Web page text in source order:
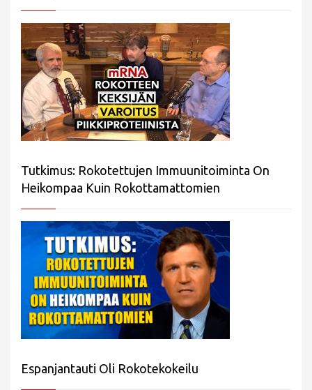
Tutkimus: Rokotettujen Immuunitoiminta On
Heikompaa Kuin Rokottamattomien
Espanjantauti Oli Rokotekokeilu